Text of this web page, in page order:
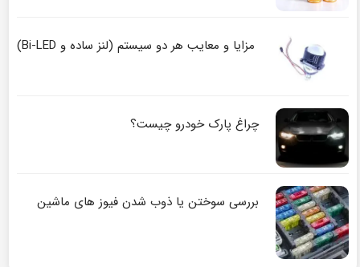
مزایا و معایب هر دو سیستم (لنز ساده و Bi-LED)
چراغ پارک خودرو چیست؟
بررسی سوختن یا ذوب شدن فیوز های ماشین